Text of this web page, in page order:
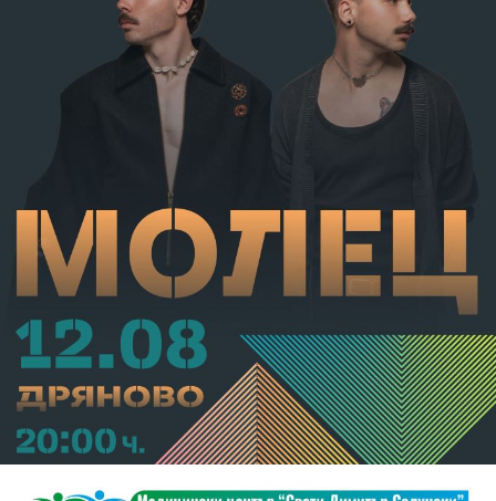
от НК – глоба в размер на 306,77 евро.
С постановление на Районна прокуратура-Габрово
В.А. е бил задържан за срок до 72 часа, а с
определение на Районен съд-Габрово спрямо него е
взета мярка за неотклонение „домашен арест“.
Съдебният акт е окончателен.